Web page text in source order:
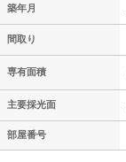
築年月
間取り
専有面積
主要採光面
部屋番号